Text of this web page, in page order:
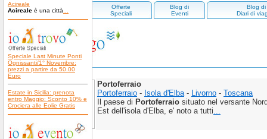
Acireale
Acireale è una città
Speciale Last Minute Ponti
Ognissanti/1° Novembre:
prezzi a partire da 50.00
Euro
Estate in Sicilia: prenota
entro Maggio: Sconto 10% e
Crociera alle Eolie Gratis
Luoghi e
paesi
Offerte
Speciali
Blog di
Eventi
Blog di
Diari di
Portoferraio
Portoferraio - Isola d'Elba- Livorno - Toscana
Il paese di Portoferraio situato nel versante
Est dell'isola d'Elba, e' noto a tutti...